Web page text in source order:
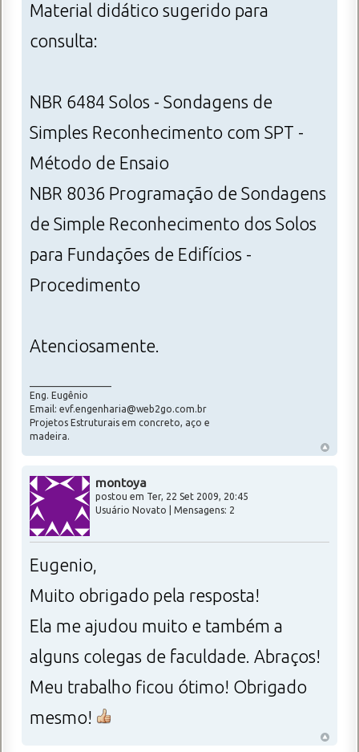
Material didático sugerido para
consulta:
NBR 6484 Solos - Sondagens de
Simples Reconhecimento com SPT -
Método de Ensaio
NBR 8036 Programação de Sondagens
de Simple Reconhecimento dos Solos
para Fundações de Edifícios -
Procedimento
Atenciosamente.
Eng. Eugênio
Email: evf.engenharia@web2go.com.br
Projetos Estruturais em concreto, aço e
madeira.
montoya
postou em Ter, 22 Set 2009, 20:45
Usuário Novato | Mensagens: 2
Eugenio,
Muito obrigado pela resposta!
Ela me ajudou muito e também a
alguns colegas de faculdade. Abraços!
Meu trabalho ficou ótimo! Obrigado
mesmo!